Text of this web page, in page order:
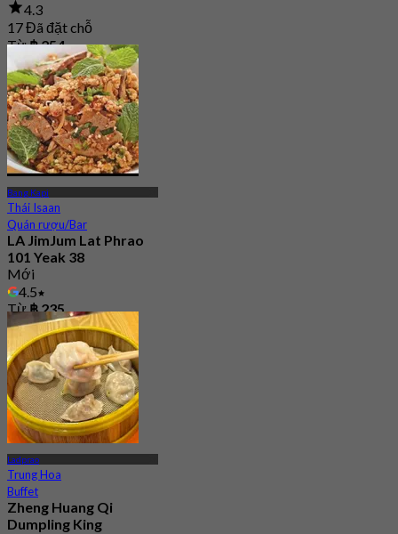
4.3
17 Đã đặt chỗ
Từ฿ 254
Bang Kapi
Thái Isaan
Quán rượu/Bar
LA JimJum Lat Phrao
101 Yeak 38
Mới
4.5
Từ฿ 235
Ladprao
Trung Hoa
Buffet
Zheng Huang Qi
Dumpling King